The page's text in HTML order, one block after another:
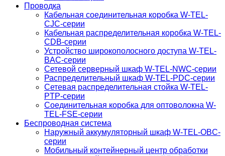
Проводка
Кабельная соединительная коробка W-TEL-
CJC-серии
Кабельная распределительная коробка W-TEL-
CDB-серии
Устройство широкополосного доступа W-TEL-
BAC-серии
Сетевой серверный шкаф W-TEL-NWC-серии
Распределительный шкаф W-TEL-PDC-серии
Сетевая распределительная стойка W-TEL-
PTP-серии
Соединительная коробка для оптоволокна W-
TEL-FSE-серии
Беспроводная система
Наружный аккумуляторный шкаф W-TEL-OBC-
серии
Мобильный контейнерный центр обработки